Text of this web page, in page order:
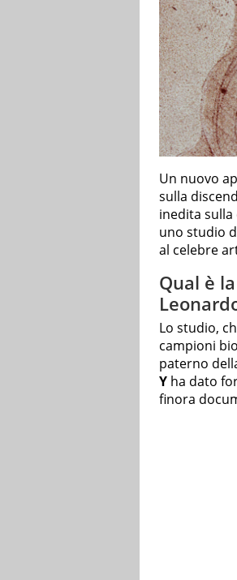
Un nuovo
sulla
inedita
uno studio
al celebre
Qual è
Lo studio,
campioni
paterno
Y ha dato
finora